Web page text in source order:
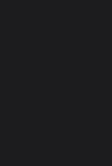
More Detail Games
More Detail Games